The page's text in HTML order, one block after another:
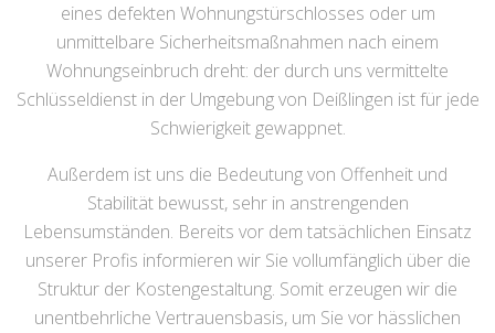
eines defekten Wohnungstürschlosses oder um
unmittelbare Sicherheitsmaßnahmen nach einem
Wohnungseinbruch dreht: der durch uns vermittelte
Schlüsseldienst in der Umgebung von Deißlingen ist für jede
Schwierigkeit gewappnet.
Außerdem ist uns die Bedeutung von Offenheit und
Stabilität bewusst, sehr in anstrengenden
Lebensumständen. Bereits vor dem tatsächlichen Einsatz
unserer Profis informieren wir Sie vollumfänglich über die
Struktur der Kostengestaltung. Somit erzeugen wir die
unentbehrliche Vertrauensbasis, um Sie vor hässlichen